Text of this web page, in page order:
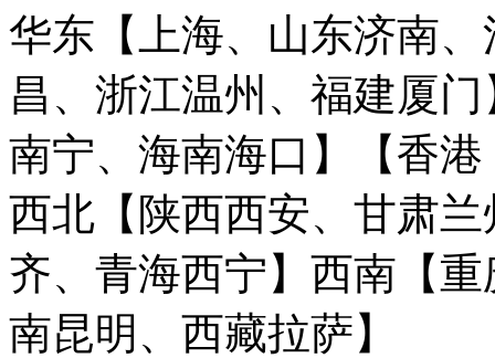
华东【上海、山东济南
昌、浙江温州、福建厦门
南宁、海南海口】
【香
西北【陕西西安、甘肃
齐、青海西宁】 西南【
南昆明、西藏拉萨】